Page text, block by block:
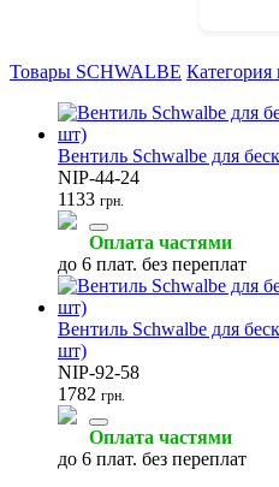
Товары SCHWALBE Категория
Вентиль Schwalbe для
NIP-44-24
1133 грн.
Оплата частями
до 6 плат. без переплат
Вентиль Schwalbe для
шт)
NIP-92-58
1782 грн.
Оплата частями
до 6 плат. без переплат